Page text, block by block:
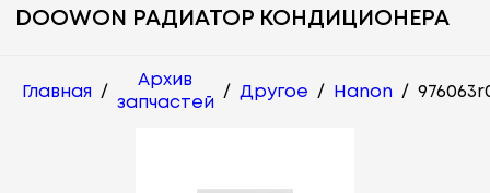
DOOWON РАДИАТОР КОНДИЦИОНЕРА
Главная /
Архив
запчастей
/ Другое / Hanon /